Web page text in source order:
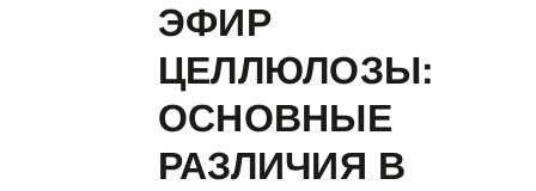
ЭФИР
ЦЕЛЛЮЛОЗЫ:
ОСНОВНЫЕ
РАЗЛИЧИЯ В